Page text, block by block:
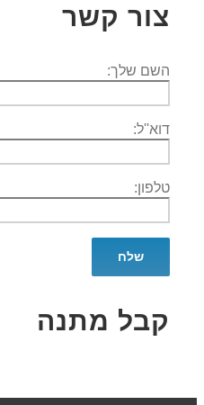
צור קשר
השם שלך:
דוא''ל:
טלפון:
קבל מתנה